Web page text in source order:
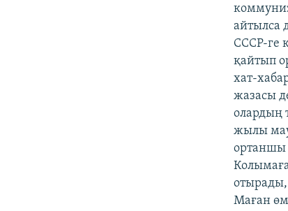
айтылса
СССР-ге
қайтып
хат-
жазасы
олардың
жылы
ортаншы
отырады,
Маған